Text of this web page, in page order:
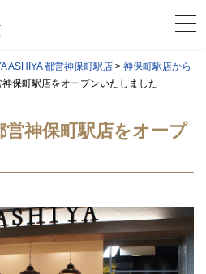
ASHIYA 都営神保町駅店 > 神保町駅店から
神保町駅店をオープンいたしました
営神保町駅店をオープ